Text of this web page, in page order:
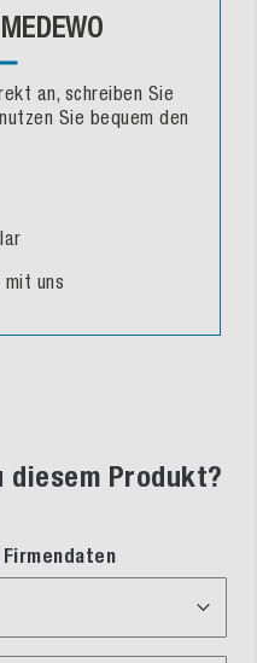
an, schreiben Sie
Sie bequem den
uns
diesem Produkt?